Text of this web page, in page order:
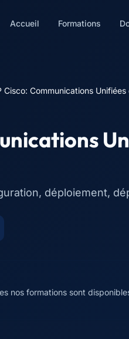
Accueil Formations
Cisco: Communications
déploiement,
nos formations sont